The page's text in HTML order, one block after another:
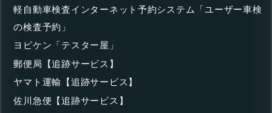
軽自動車検査インターネット予約システム「ユーザー車検
の検査予約」
ヨビケン「テスター屋」
郵便局【追跡サービス】
ヤマト運輸【追跡サービス】
佐川急便【追跡サービス】